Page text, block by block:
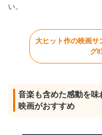
い。
大ヒット作の映画サ
グ
音楽も含めた感動を味
映画がおすすめ